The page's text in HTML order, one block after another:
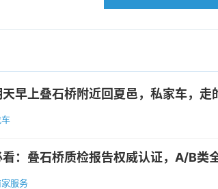
天早上叠石桥附近回夏邑，私家车，
看：叠石桥质检报告权威认证，A/B类
服务